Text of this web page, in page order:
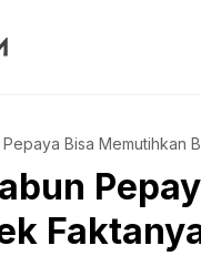
Bisa Memutihkan